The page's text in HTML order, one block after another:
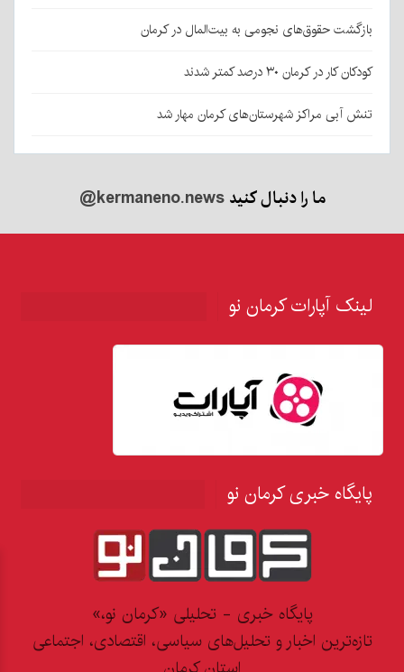
بازگشت حقوق‌های نجومی به بیت‌المال در کرمان
کودکان کار در کرمان ۳۰ درصد کمتر شدند
تنش آبی مراکز شهرستان‌های کرمان مهار شد
ما را دنبال کنید@kermaneno.news
لینک آپارات کرمان نو
پایگاه خبری کرمان نو
پایگاه خبری - تحلیلی «کرمان نو،»
تازه‌ترین اخبار و تحلیل‌های سیاسی، اقتصادی، اجتماعی